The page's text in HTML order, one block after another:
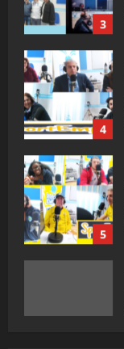
4
5